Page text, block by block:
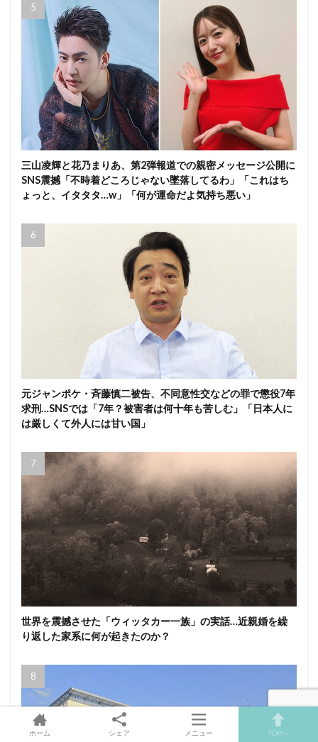
三山凌輝と花乃まりあ、第2弾報道での親密メッセージ公開に
SNS震撼「不時着どころじゃない墜落してるわ」「これはち
ょっと、イタタタ…w」「何が運命だよ気持ち悪い」
元ジャンポケ・斉藤慎二被告、不同意性交などの罪で懲役7年
求刑…SNSでは「7年？被害者は何十年も苦しむ」「日本人に
は厳しくて外人には甘い国」
世界を震撼させた「ウィッタカー一族」の実話…近親婚を繰
り返した家系に何が起きたのか？
ホーム シェア メニュー TOPへ